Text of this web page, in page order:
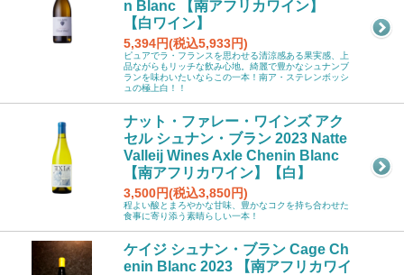
n Blanc 【南アフリカワイン】
【白ワイン】
5,394円(税込5,933円)
ピュアでラ・フランスを思わせる清涼感ある果実感、上
品ながらもリッチな飲み心地。綺麗で豊かなシュナンブ
ランを味わいたいならこの一本！南ア・ステレンボッシ
ュの極上白！！
ナット・ファレー・ワインズ アク
セル シュナン・ブラン 2023 Natte
Valleij Wines Axle Chenin Blanc
【南アフリカワイン】【白】
3,500円(税込3,850円)
程よい酸とまろやかな甘味、豊かなコクを持ち合わせた
食事に寄り添う素晴らしい一本！
ケイジ シュナン・ブラン Cage Ch
enin Blanc 2023 【南アフリカワイ